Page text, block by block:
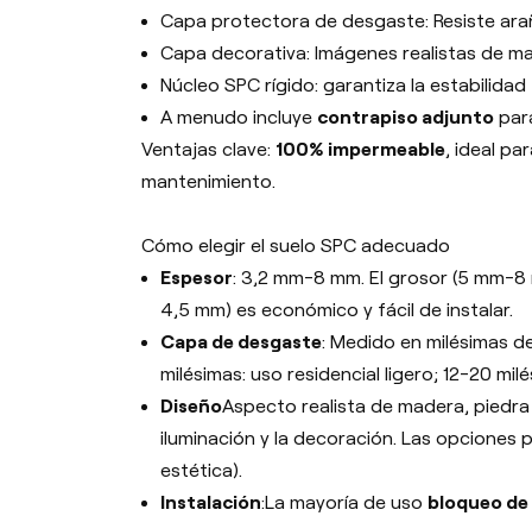
Capa protectora de desgaste: Resiste
Capa decorativa: Imágenes realistas de
Núcleo SPC rígido: garantiza la estabilidad
A menudo incluye contrapiso adjunto
Ventajas clave: 100% impermeable, ideal
mantenimiento.
Cómo elegir el suelo SPC adecuado
Espesor: 3,2 mm-8 mm. El grosor (5 mm-
4,5 mm) es económico y fácil de instalar.
Capa de desgaste: Medido en milésimas
milésimas: uso residencial ligero; 12-20
DiseñoAspecto realista de madera,
iluminación y la decoración. Las
estética).
Instalación:La mayoría de uso bloqueo de